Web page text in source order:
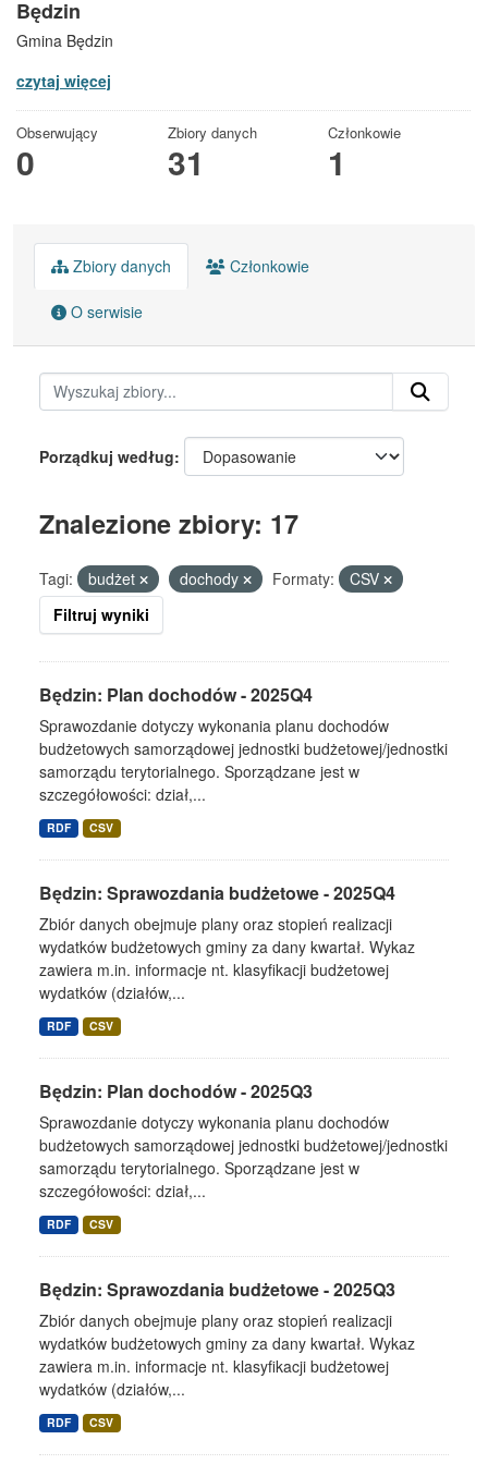
Będzin
Gmina Będzin
czytaj więcej
Obserwujący
0
Zbiory danych
31
Członkowie
1
Zbiory danych Członkowie
O serwisie
Porządkuj według
Znalezione zbiory: 17
Tagi: budżet dochody Formaty:
CSV
Filtruj wyniki
Będzin: Plan dochodów - 2025Q4
Sprawozdanie dotyczy wykonania planu dochodów
budżetowych samorządowej jednostki budżetowej/jednostki
samorządu terytorialnego. Sporządzane jest w
szczegółowości: dział,...
RDF CSV
Będzin: Sprawozdania budżetowe - 2025Q4
Zbiór danych obejmuje plany oraz stopień realizacji
wydatków budżetowych gminy za dany kwartał. Wykaz
zawiera m.in. informacje nt. klasyfikacji budżetowej
wydatków (działów,...
RDF CSV
Będzin: Plan dochodów - 2025Q3
Sprawozdanie dotyczy wykonania planu dochodów
budżetowych samorządowej jednostki budżetowej/jednostki
samorządu terytorialnego. Sporządzane jest w
szczegółowości: dział,...
RDF CSV
Będzin: Sprawozdania budżetowe - 2025Q3
Zbiór danych obejmuje plany oraz stopień realizacji
wydatków budżetowych gminy za dany kwartał. Wykaz
zawiera m.in. informacje nt. klasyfikacji budżetowej
wydatków (działów,...
RDF CSV